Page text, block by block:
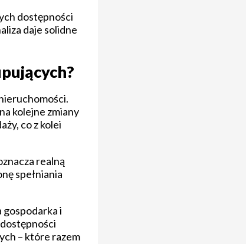
dostępności
daje solidne
kolejne zmiany
co z kolei
realną
spełniania
i
– które razem